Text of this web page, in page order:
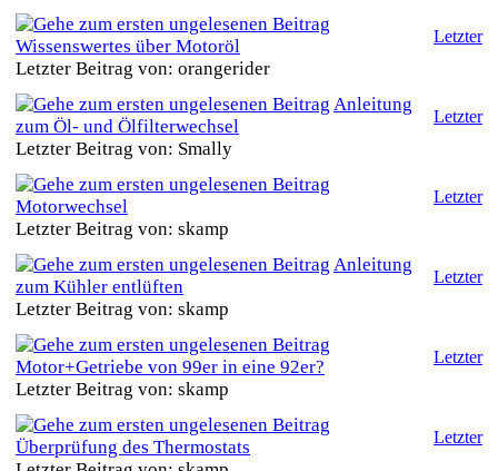
Wissenswertes über Motoröl
Letzter Beitrag von: orangerider
Letzter
Anleitung
zum Öl- und Ölfilterwechsel
Letzter Beitrag von: Smally
Letzter
Motorwechsel
Letzter Beitrag von: skamp
Letzter
Anleitung
zum Kühler entlüften
Letzter Beitrag von: skamp
Letzter
Motor+Getriebe von 99er in eine 92er?
Letzter Beitrag von: skamp
Letzter
Überprüfung des Thermostats
Letzter